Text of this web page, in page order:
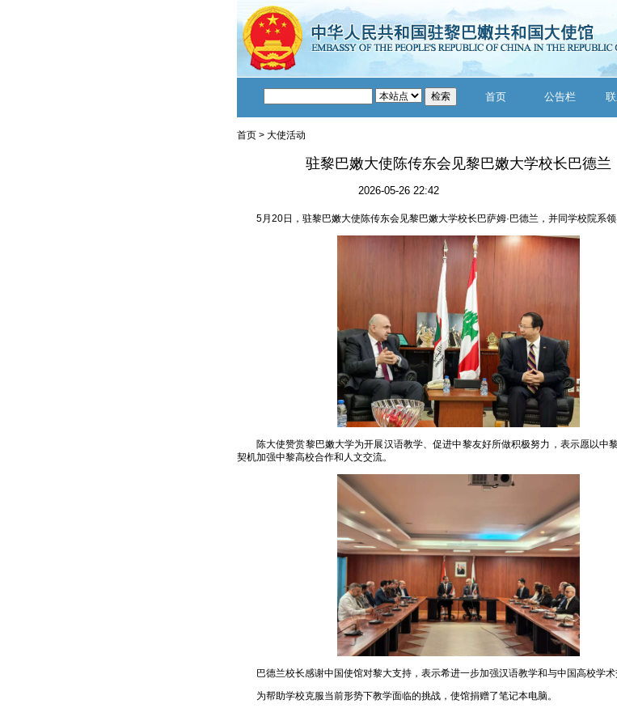
首页 公告栏
首页 > 大使活动
驻黎巴嫩大使陈传东会见黎巴嫩大学校长巴德兰
2026-05-26 22:42
5月20日，驻黎巴嫩大使陈传东会见黎巴嫩大学校长巴萨姆·巴德兰，并同学校院系领
陈大使赞赏黎巴嫩大学为开展汉语教学、促进中黎友好所做积极努力，表示愿以中
契机加强中黎高校合作和人文交流。
巴德兰校长感谢中国使馆对黎大支持，表示希进一步加强汉语教学和与中国高校学术
为帮助学校克服当前形势下教学面临的挑战，使馆捐赠了笔记本电脑。